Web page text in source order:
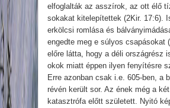
elfoglalták az asszírok, az ott élő
sokakat kitelepítettek (2Kir. 17:6).
erkölcsi romlása és
engedte meg e súlyos csapásokat
előre látta, hogy a déli országrész
okok miatt éppen ilyen fenyítésre
Erre azonban csak i.e. 605-ben, a
révén került sor. Az ének még a
katasztrófa előtt született. Nyitó